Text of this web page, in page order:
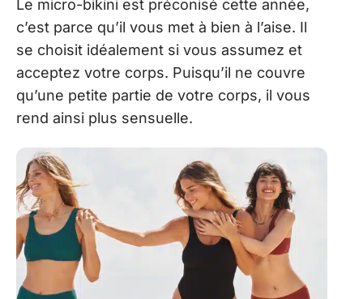
Le micro-bikini est préconisé cette année,
c’est parce qu’il vous met à bien à l’aise. Il
se choisit idéalement si vous assumez et
acceptez votre corps. Puisqu’il ne couvre
qu’une petite partie de votre corps, il vous
rend ainsi plus sensuelle.